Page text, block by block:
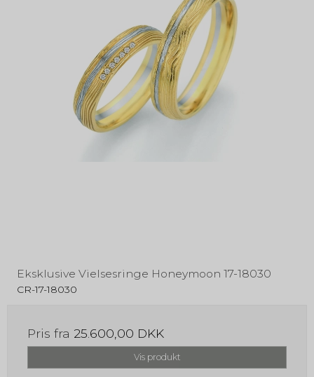
Eksklusive Vielsesringe Honeymoon 17-18030
CR-17-18030
Pris fra 25.600,00 DKK
Vis produkt